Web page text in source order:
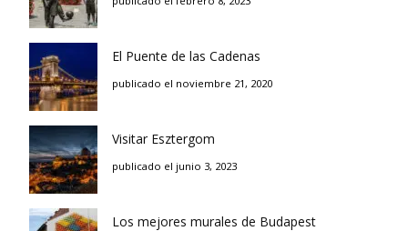
El Puente de las Cadenas
publicado el noviembre 21, 2020
Visitar Esztergom
publicado el junio 3, 2023
Los mejores murales de Budapest